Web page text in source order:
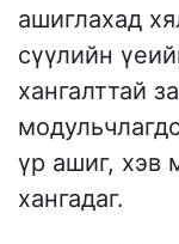
ашиглахад
сүүлийн
хангалттай
үр ашиг, хэв
хангадаг.